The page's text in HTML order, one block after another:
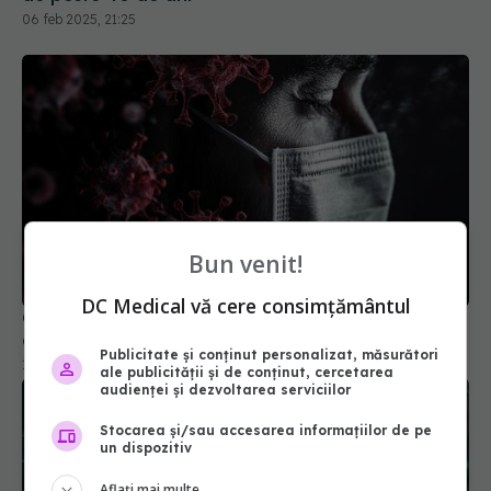
06 feb 2025, 21:25
Ceața cerebrală din Long COVID, descifrată. De
ce milioane de oameni au pierderi de memorie
13 oct 2025, 08:27
Bun venit!
DC Medical vă cere consimțământul
Publicitate și conținut personalizat, măsurători
ale publicității și de conținut, cercetarea
audienței și dezvoltarea serviciilor
Stocarea și/sau accesarea informațiilor de pe
un dispozitiv